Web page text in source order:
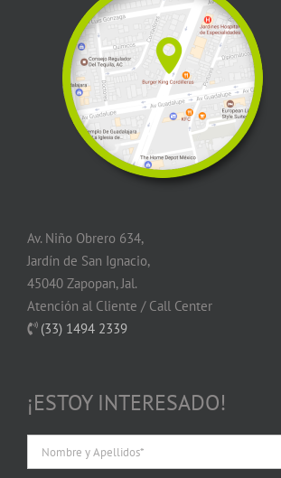
Av. Niño Obrero 634,
Jardín de San Ignacio,
45040 Zapopan, Jal.
Atención al Cliente / Call Center
(33) 1494 2339
¡ESTOY INTERESADO!